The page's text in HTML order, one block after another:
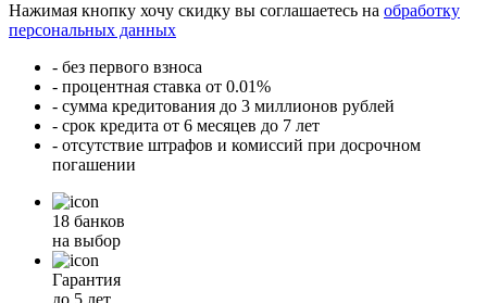
Нажимая кнопку хочу скидку вы соглашаетесь на обработку
персональных данных
- без первого взноса
- процентная ставка от 0.01%
- сумма кредитования до 3 миллионов рублей
- срок кредита от 6 месяцев до 7 лет
- отсутствие штрафов и комиссий при досрочном
погашении
18 банков
на выбор
Гарантия